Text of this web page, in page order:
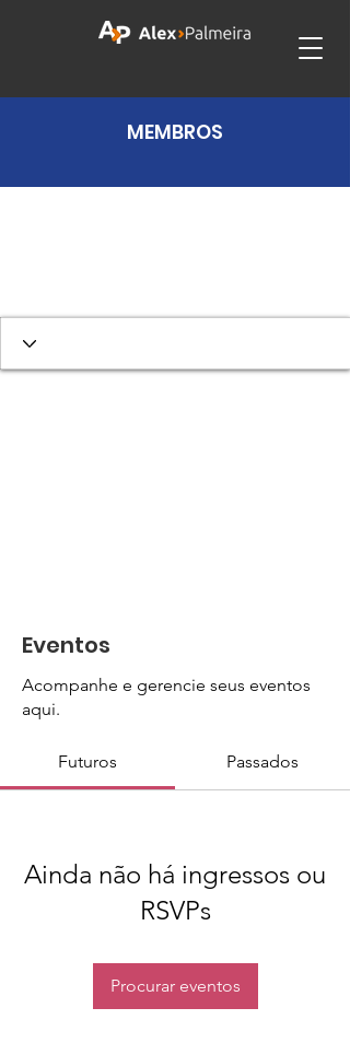
MEMBROS
Eventos
Acompanhe e gerencie seus eventos
aqui.
Futuros Passados
Ainda não há ingressos ou
RSVPs
Procurar eventos